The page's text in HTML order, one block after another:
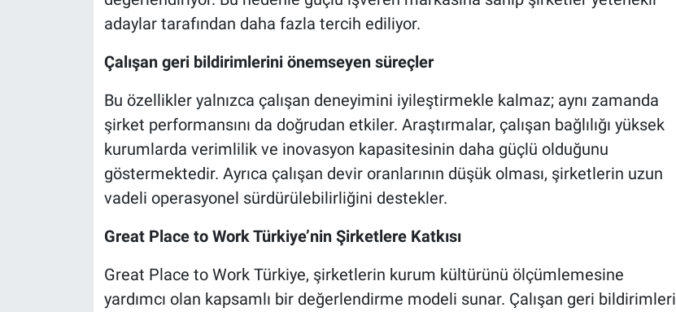
adaylar tarafından daha fazla tercih ediliyor.
Çalışan geri bildirimlerini önemseyen süreçler
Bu özellikler yalnızca çalışan deneyimini iyileştirmekle kalmaz; aynı zamanda
şirket performansını da doğrudan etkiler. Araştırmalar, çalışan bağlılığı yüksek
kurumlarda verimlilik ve inovasyon kapasitesinin daha güçlü olduğunu
göstermektedir. Ayrıca çalışan devir oranlarının düşük olması, şirketlerin uzun
vadeli operasyonel sürdürülebilirliğini destekler.
Great Place to Work Türkiye’nin Şirketlere Katkısı
Great Place to Work Türkiye, şirketlerin kurum kültürünü ölçümlemesine
yardımcı olan kapsamlı bir değerlendirme modeli sunar. Çalışan geri bildirimleri